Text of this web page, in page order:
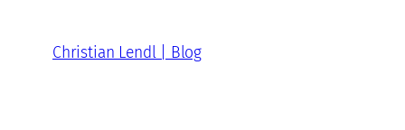
springen
Christian Lendl | Blog